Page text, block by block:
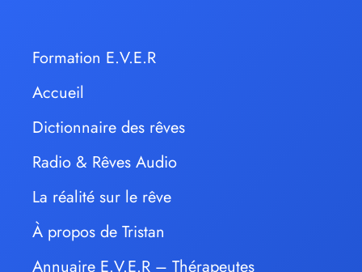
Formation E.V.E.R
Accueil
Dictionnaire des rêves
Radio & Rêves Audio
La réalité sur le rêve
À propos de Tristan
Annuaire E.V.E.R – Thérapeutes